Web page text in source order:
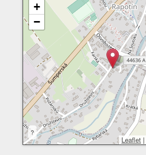
+
−
?
Leaflet |